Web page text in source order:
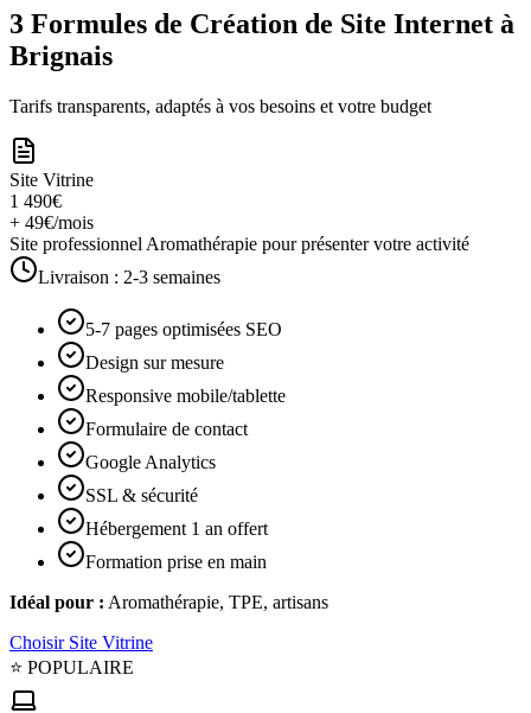
3 Formules de Création de Site Internet à
Brignais
Tarifs transparents, adaptés à vos besoins et votre budget
Site Vitrine
1 490€
+ 49€/mois
Site professionnel Aromathérapie pour présenter votre activité
Livraison : 2-3 semaines
5-7 pages optimisées SEO
Design sur mesure
Responsive mobile/tablette
Formulaire de contact
Google Analytics
SSL & sécurité
Hébergement 1 an offert
Formation prise en main
Idéal pour : Aromathérapie, TPE, artisans
Choisir Site Vitrine
⭐ POPULAIRE